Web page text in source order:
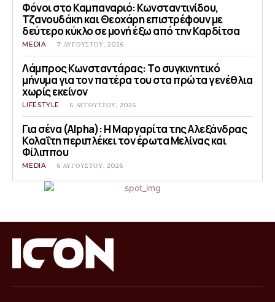
Φόνοι στο Καμπαναριό: Κωνσταντινίδου,
Τζανουδάκη και Θεοχάρη επιστρέφουν με
δεύτερο κύκλο σε μονή έξω από την Καρδίτσα
MEDIA 7 ΑΥΓΟΎΣΤΟΥ, 2026
Λάμπρος Κωνσταντάρας: Το συγκινητικό
μήνυμα για τον πατέρα του στα πρώτα γενέθλια
χωρίς εκείνον
LIFESTYLE 6 ΑΥΓΟΎΣΤΟΥ, 2026
Για σένα (Alpha): Η Μαργαρίτα της Αλεξάνδρας
Κολαΐτη περιπλέκει τον έρωτα Μελίνας και
Φίλιππου
MEDIA 6 ΑΥΓΟΎΣΤΟΥ, 2026